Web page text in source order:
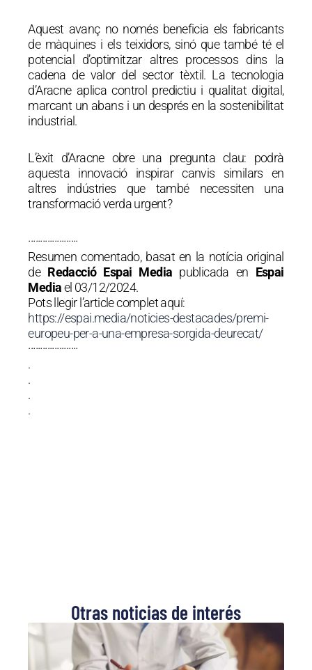
Aquest avanç no només beneficia els fabricants
de màquines i els teixidors, sinó que també té el
potencial d’optimitzar altres processos dins la
cadena de valor del sector tèxtil. La tecnologia
d’Aracne aplica control predictiu i qualitat digital,
marcant un abans i un després en la sostenibilitat
industrial.
L’èxit d’Aracne obre una pregunta clau: podrà
aquesta innovació inspirar canvis similars en
altres indústries que també necessiten una
transformació verda urgent?
·····················
Resumen comentado, basat en la notícia original
de Redacció Espai Media publicada en Espai
Mediael 03/12/2024.
Pots llegir l’article complet aquí:
https://espai.media/noticies-destacades/premi-
europeu-per-a-una-empresa-sorgida-deurecat/
·····················
.
.
.
.
Otras noticias de interés